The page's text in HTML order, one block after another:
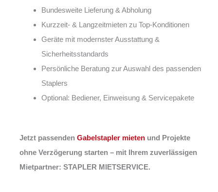
Bundesweite Lieferung & Abholung
Kurzzeit- & Langzeitmieten zu Top-Konditionen
Geräte mit modernster Ausstattung &
Sicherheitsstandards
Persönliche Beratung zur Auswahl des passenden
Staplers
Optional: Bediener, Einweisung & Servicepakete
Jetzt passenden Gabelstapler mieten und Projekte
ohne Verzögerung starten – mit Ihrem zuverlässigen
Mietpartner: STAPLER MIETSERVICE.